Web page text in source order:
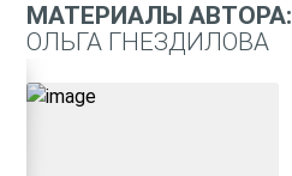
МАТЕРИАЛЫ АВТОРА:
ОЛЬГА ГНЕЗДИЛОВА